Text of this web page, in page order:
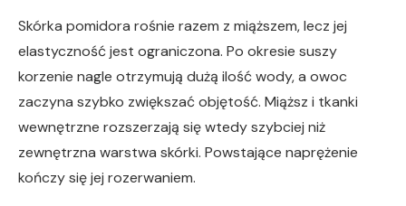
Skórka pomidora rośnie razem z miąższem, lecz jej
elastyczność jest ograniczona. Po okresie suszy
korzenie nagle otrzymują dużą ilość wody, a owoc
zaczyna szybko zwiększać objętość. Miąższ i tkanki
wewnętrzne rozszerzają się wtedy szybciej niż
zewnętrzna warstwa skórki. Powstające naprężenie
kończy się jej rozerwaniem.